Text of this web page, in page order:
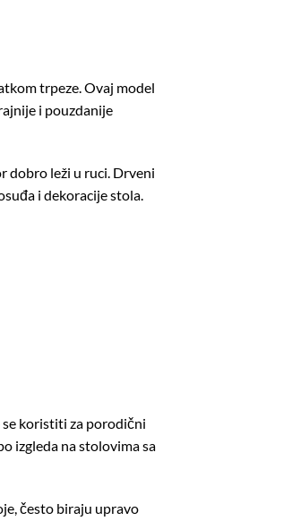
trpeze. Ovaj model
i pouzdanije
dobro leži u ruci. Drveni
i dekoracije stola.
se koristiti za porodični
izgleda na stolovima sa
često biraju upravo